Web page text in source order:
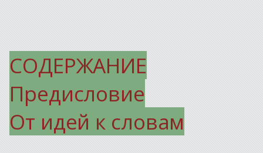
СОДЕРЖАНИЕ
Предисловие
От идей к словам